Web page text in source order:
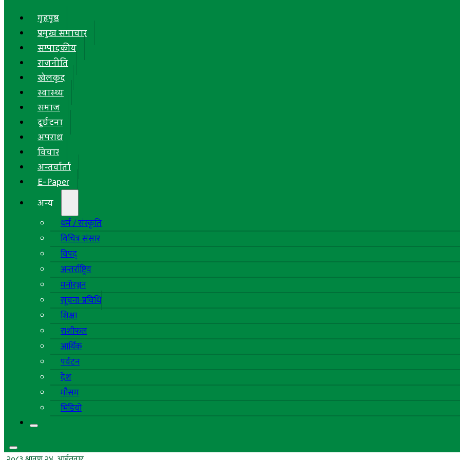
गृहपृष्ठ
प्रमुख समाचार
सम्पादकीय
राजनीति
खेलकुद
स्वास्थ्य
समाज
दुर्घटना
अपराध
विचार
अन्तर्वार्ता
E-Paper
अन्य
धर्म / संस्कृति
विचित्र संसार
विपद्
अन्तर्राष्ट्रिय
मनोरञ्जन
सूचना-प्रविधि
शिक्षा
राशीफल
आर्थिक
पर्यटन
देश
मौसम
भिडियो